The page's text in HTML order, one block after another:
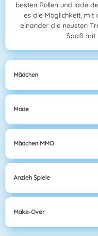
besten Rollen und lade
es die Möglichkeit, mit
einander die neusten
Spaß mit
Mädchen
Mode
Mädchen MMO
Anzieh Spiele
Make-Over